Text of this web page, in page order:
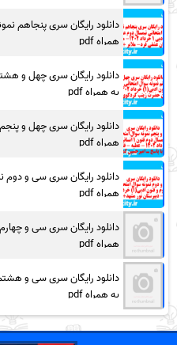
دانلود رایگان سری پنجاهم
همراه pdf
دانلود رایگان سری چهل و
به همراه pdf
دانلود رایگان سری چهل و
همراه pdf
دانلود رایگان سری سی و
همراه pdf
دانلود رایگان سری سی و
همراه pdf
دانلود رایگان سری سی و
به همراه pdf